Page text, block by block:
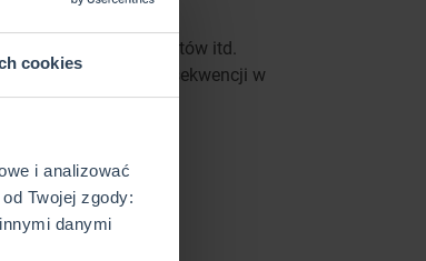
cookies
i analizować
Twojej zgody:
danymi
napisaniu dokumentów itd.
wymiany, bez konsekwencji w
innego kierowcę
Polski
szkody.